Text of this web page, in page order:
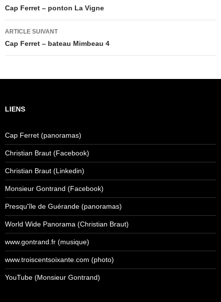
des
articles
Cap Ferret – ponton La Vigne
ARTICLE SUIVANT
Cap Ferret – bateau Mimbeau 4
LIENS
Cap Ferret (panoramas)
Christian Braut (Facebook)
Christian Braut (Linkedin)
Monsieur Gontrand (Facebook)
Presqu'île de Guérande (panoramas)
World Wide Panorama (Christian Braut)
www.gontrand.fr (musique)
www.troiscentsoixante.com (photo)
YouTube (Monsieur Gontrand)